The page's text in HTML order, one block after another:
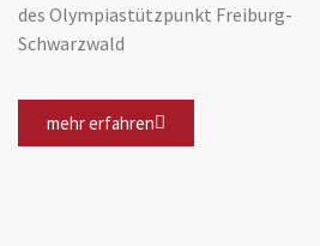
des Olympiastützpunkt Freiburg-
Schwarzwald
mehr erfahren